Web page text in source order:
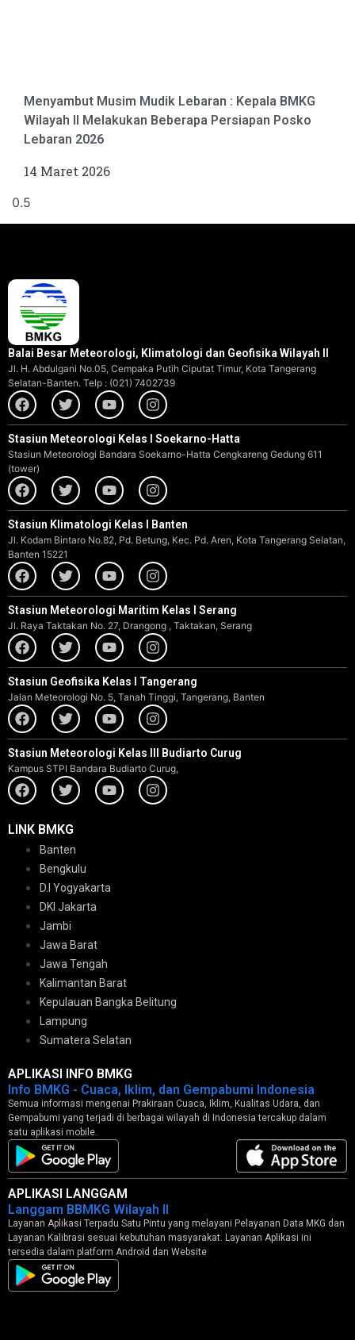
Menyambut Musim Mudik Lebaran : Kepala BMKG
Wilayah II Melakukan Beberapa Persiapan Posko
Lebaran 2026
14 Maret 2026
Balai Besar Meteorologi, Klimatologi dan Geofisika Wilayah II
Jl. H. Abdulgani No.05, Cempaka Putih Ciputat Timur, Kota Tangerang
Selatan-Banten. Telp : (021) 7402739
Stasiun Meteorologi Kelas I Soekarno-Hatta
Stasiun Meteorologi Bandara Soekarno-Hatta Cengkareng Gedung 611
(tower)
Stasiun Klimatologi Kelas I Banten
Jl. Kodam Bintaro No.82, Pd. Betung, Kec. Pd. Aren, Kota Tangerang Selatan,
Banten 15221
Stasiun Meteorologi Maritim Kelas I Serang
Jl. Raya Taktakan No. 27, Drangong , Taktakan, Serang
Stasiun Geofisika Kelas I Tangerang
Jalan Meteorologi No. 5, Tanah Tinggi, Tangerang, Banten
Stasiun Meteorologi Kelas III Budiarto Curug
Kampus STPI Bandara Budiarto Curug,
LINK BMKG
Banten
Bengkulu
D.I Yogyakarta
DKI Jakarta
Jambi
Jawa Barat
Jawa Tengah
Kalimantan Barat
Kepulauan Bangka Belitung
Lampung
Sumatera Selatan
APLIKASI INFO BMKG
Info BMKG - Cuaca, Iklim, dan Gempabumi Indonesia
Semua informasi mengenai Prakiraan Cuaca, Iklim, Kualitas Udara, dan
Gempabumi yang terjadi di berbagai wilayah di Indonesia tercakup dalam
satu aplikasi mobile.
APLIKASI LANGGAM
Langgam BBMKG Wilayah II
Layanan Aplikasi Terpadu Satu Pintu yang melayani Pelayanan Data MKG dan
Layanan Kalibrasi sesuai kebutuhan masyarakat. Layanan Aplikasi ini
tersedia dalam platform Android dan Website